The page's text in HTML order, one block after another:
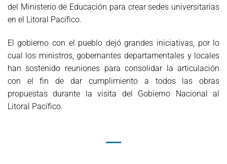
del Ministerio de Educación para crear sedes universitarias
en el Litoral Pacífico.
El gobierno con el pueblo dejó grandes iniciativas, por lo
cual los ministros, gobernantes departamentales y locales
han sostenido reuniones para consolidar la articulación
con el fin de dar cumplimiento a todos las obras
propuestas durante la visita del Gobierno Nacional al
Litoral Pacífico.